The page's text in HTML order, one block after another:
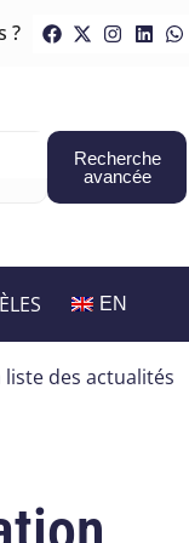
?
Recherche
avancée
EN
des actualités